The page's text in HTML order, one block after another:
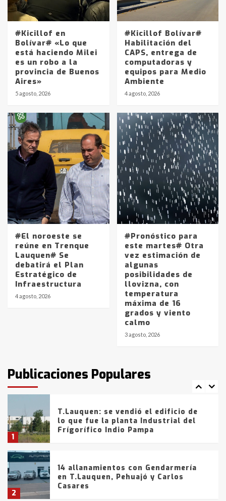
#Kicillof en
Bolívar# «Lo que
está haciendo Milei
es un robo a la
provincia de Buenos
Aires»
5 agosto, 2026
#Kicillof Bolívar#
Habilitación del
CAPS, entrega de
computadoras y
equipos para Medio
Ambiente
4 agosto, 2026
#El noroeste se
reúne en Trenque
Lauquen# Se
debatirá el Plan
Estratégico de
Infraestructura
4 agosto, 2026
#Pronóstico para
este martes# Otra
vez estimación de
algunas
posibilidades de
llovizna, con
temperatura
máxima de 16
grados y viento
calmo
3 agosto, 2026
Publicaciones Populares
Identidad de los adolescentes
pampeanos que fueron
protagonistas del fatal accidente
en la mañana del lunes
4
Accidente en Ruta 5: falleció un
joven de Trenque Lauquen
5
Los precios de los combustibles en
La Pampa, desde YPF hasta Axion
entre 857 a 1338 pesos
La Bolsa de Cereales de Bahía
Blanca anticipa que Agosto vendrá
con lluvias y heladas, en gran parte
fueron detenidos por
comercialización de drogas en la
tarde del sábado
1
T.Lauquen: se vendió el edificio de
lo que fue la planta Industrial del
Frígorífico Indio Pampa
2
14 allanamientos con Gendarmería
en T.Lauquen, Pehuajó y Carlos
Casares